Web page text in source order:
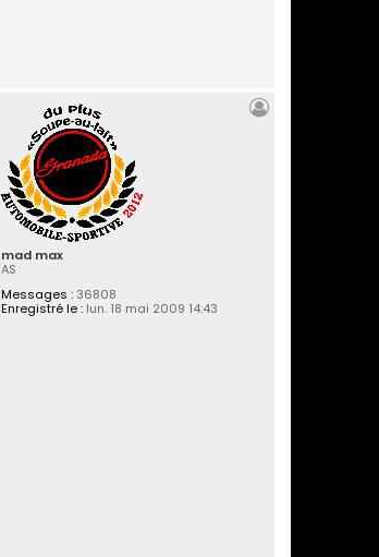
mad max
AS
Messages :36808
Enregistré le :lun. 18 mai 2009 14:43